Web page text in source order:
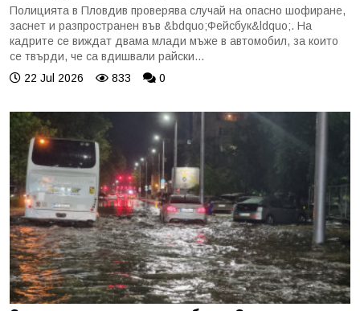
Полицията в Пловдив проверява случай на опасно шофиране,
заснет и разпространен във &bdquo;Фейсбук&ldquo;. На
кадрите се виждат двама млади мъже в автомобил, за които
се твърди, че са вдишвали райски...
22 Jul 2026
833 0